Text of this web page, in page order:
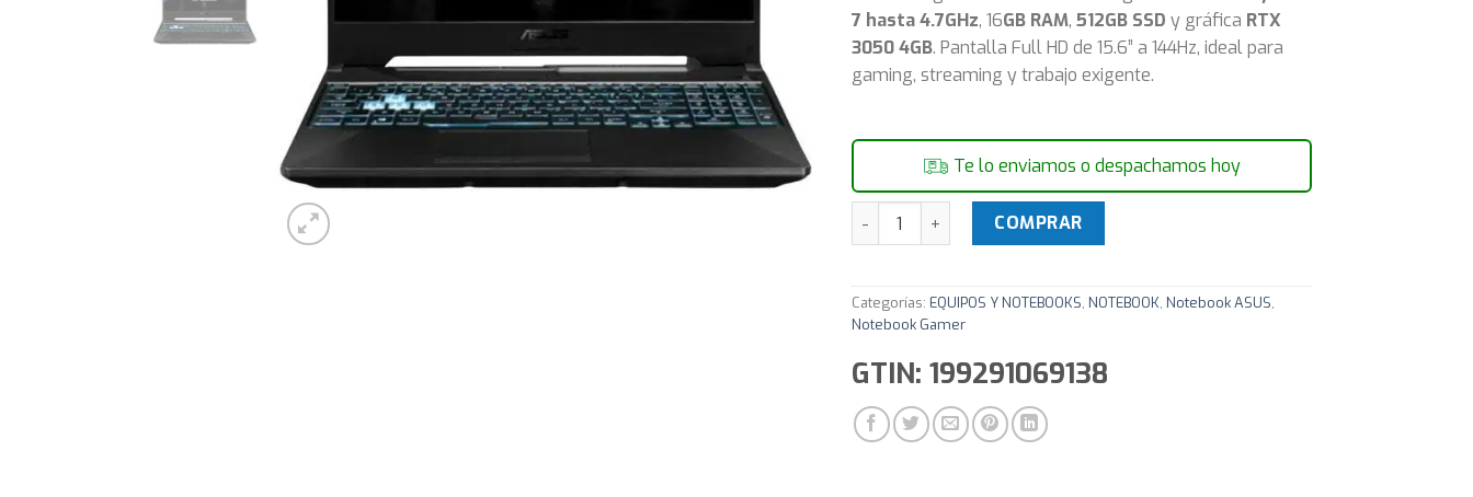
7 hasta 4.7GHz, 16GB RAM, 512GB SSD y gráfica RTX
3050 4GB. Pantalla Full HD de 15.6” a 144Hz, ideal para
gaming, streaming y trabajo exigente.
Te lo enviamos o despachamos hoy
Notebook Gamer TUF Gaming A15 Asus Ryzen 7 4.7Ghz 16GB 512GB SSD
COMPRAR
Categorías: EQUIPOS Y NOTEBOOKS, NOTEBOOK, Notebook ASUS,
Notebook Gamer
GTIN: 199291069138